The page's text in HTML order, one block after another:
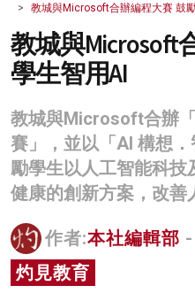
生活
健康
科技
影片
名家榜
灼見活動
關於我們
教城與Microsoft合辦編程大賽 鼓
教城與Microsoft
學生智用AI
教城與Microsoft合辦
賽」，並以「AI 構想
勵學生以人工智能科技
健康的創新方案，改善
作者:本社編輯部
灼見教育